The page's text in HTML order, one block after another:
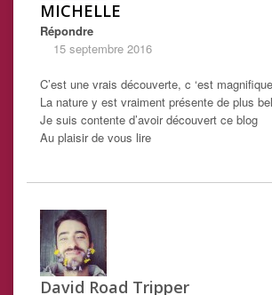
MICHELLE
Répondre
15 septembre 2016
C’est une vrais découverte, c ‘est
La nature y est vraiment présente de plus
Je suis contente d’avoir découvert ce blog
Au plaisir de vous lire
David Road Tripper